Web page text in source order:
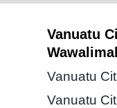
Vanuatu
Vanuatu
Vanuatu